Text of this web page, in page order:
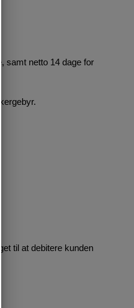
samt netto 14 dage for
til at debitere kunden